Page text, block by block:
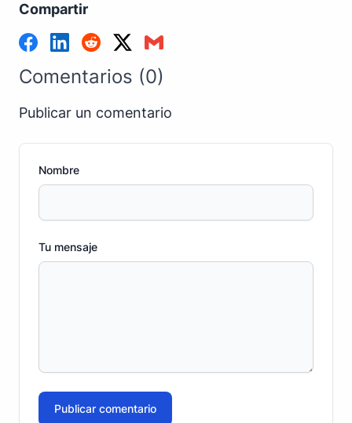
Compartir
Comentarios (0)
Publicar un comentario
Nombre
Tu mensaje
Publicar comentario